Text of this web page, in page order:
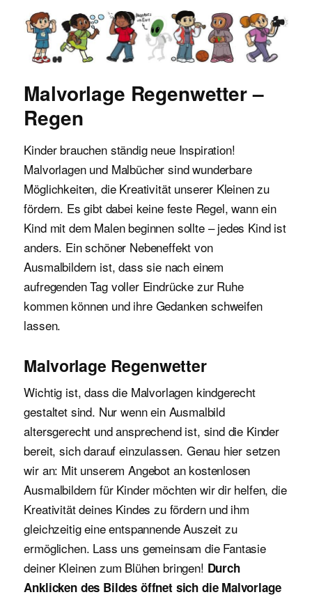
Malvorlagen für Kinder
Malvorlage Regenwetter –
Regen
Kinder brauchen ständig neue Inspiration!
Malvorlagen und Malbücher sind wunderbare
Möglichkeiten, die Kreativität unserer Kleinen zu
fördern. Es gibt dabei keine feste Regel, wann ein
Kind mit dem Malen beginnen sollte – jedes Kind ist
anders. Ein schöner Nebeneffekt von
Ausmalbildern ist, dass sie nach einem
aufregenden Tag voller Eindrücke zur Ruhe
kommen können und ihre Gedanken schweifen
lassen.
Malvorlage Regenwetter
Wichtig ist, dass die Malvorlagen kindgerecht
gestaltet sind. Nur wenn ein Ausmalbild
altersgerecht und ansprechend ist, sind die Kinder
bereit, sich darauf einzulassen. Genau hier setzen
wir an: Mit unserem Angebot an kostenlosen
Ausmalbildern für Kinder möchten wir dir helfen, die
Kreativität deines Kindes zu fördern und ihm
gleichzeitig eine entspannende Auszeit zu
ermöglichen. Lass uns gemeinsam die Fantasie
deiner Kleinen zum Blühen bringen! Durch
Anklicken des Bildes öffnet sich die Malvorlage